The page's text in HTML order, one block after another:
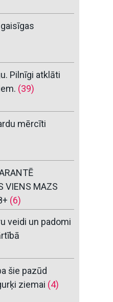
Pilnīgi atklāti
(39)
mērcīti
VIENS MAZS
(6)
veidi un padomi
šie pazūd
ziemai (4)